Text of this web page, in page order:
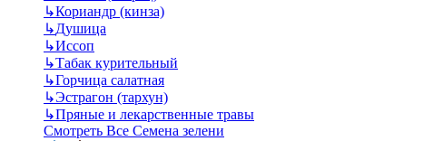
↳Кориандр (кинза)
↳Душица
↳Иссоп
↳Табак курительный
↳Горчица салатная
↳Эстрагон (тархун)
↳Пряные и лекарственные травы
Смотреть Все Семена зелени